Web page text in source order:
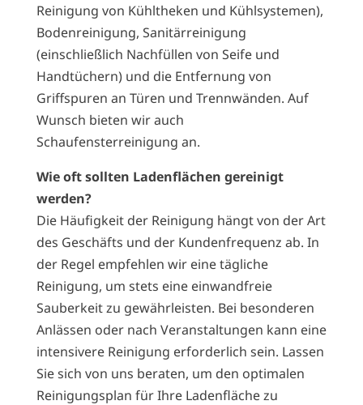
Reinigung von Kühltheken und Kühlsystemen),
Bodenreinigung, Sanitärreinigung
(einschließlich Nachfüllen von Seife und
Handtüchern) und die Entfernung von
Griffspuren an Türen und Trennwänden. Auf
Wunsch bieten wir auch
Schaufensterreinigung an.
Wie oft sollten Ladenflächen gereinigt
werden?
Die Häufigkeit der Reinigung hängt von der Art
des Geschäfts und der Kundenfrequenz ab. In
der Regel empfehlen wir eine tägliche
Reinigung, um stets eine einwandfreie
Sauberkeit zu gewährleisten. Bei besonderen
Anlässen oder nach Veranstaltungen kann eine
intensivere Reinigung erforderlich sein. Lassen
Sie sich von uns beraten, um den optimalen
Reinigungsplan für Ihre Ladenfläche zu